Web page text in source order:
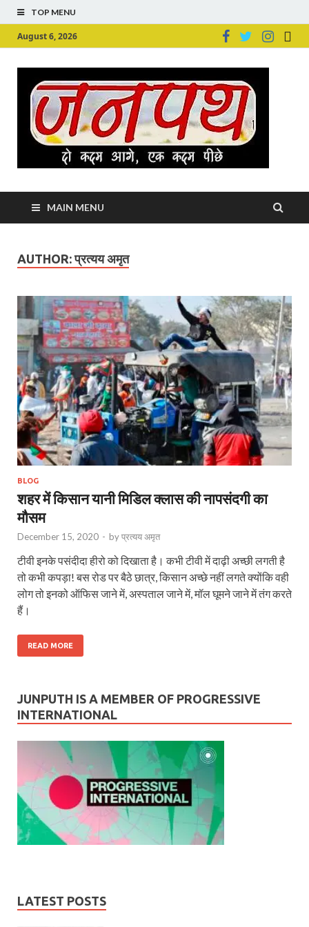
TOP MENU
August 6, 2026
MAIN MENU
AUTHOR:प्रत्यय अमृत
BLOG
शहर में किसान यानी मिडिल क्लास की नापसंदगी का
मौसम
December 15, 2020 - byप्रत्यय अमृत
टीवी इनके पसंदीदा हीरो को दिखाता है। कभी टीवी में दाढ़ी अच्छी लगती है
तो कभी कपड़ा! बस रोड पर बैठे छात्र, किसान अच्छे नहीं लगते क्योंकि वही
लोग तो इनको ऑफिस जाने में, अस्पताल जाने में, मॉल घूमने जाने में तंग करते
हैं।
READ MORE
JUNPUTH IS A MEMBER OF PROGRESSIVE
INTERNATIONAL
LATEST POSTS